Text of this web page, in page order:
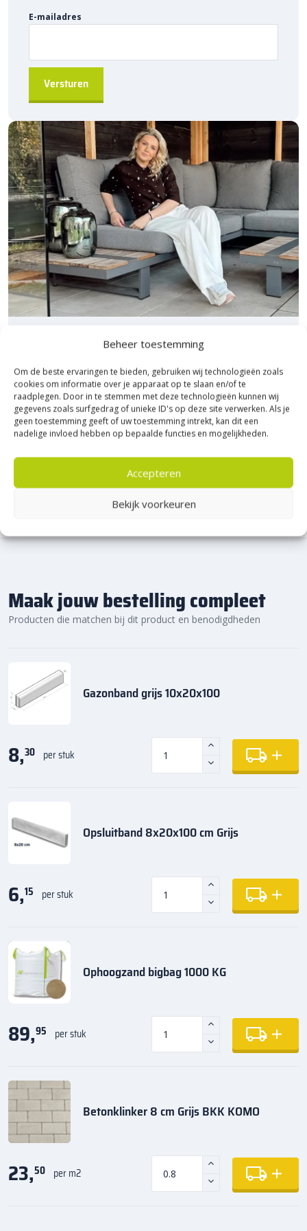
Beheer toestemming
Om de beste ervaringen te bieden, gebruiken wij technologieën zoals
cookies om informatie over je apparaat op te slaan en/of te
raadplegen. Door in te stemmen met deze technologieën kunnen wij
gegevens zoals surfgedrag of unieke ID's op deze site verwerken. Als je
geen toestemming geeft of uw toestemming intrekt, kan dit een
nadelige invloed hebben op bepaalde functies en mogelijkheden.
Accepteren
Bekijk voorkeuren
Duurzaam en robuust, ideaal voor projectbestratingen
Direct leverbaar
grotere projecten
A-kwaliteit producten, geleverd door Kijlstra B.V.
Bestel de
Kijlstra gazonband 10×20 hoekstuk 135 uitwendig
viasierbestratingsmarkt.comen zorg voor een stevige en
duurzame afscheiding in uw bestratingsprojecten.
E-mailadres
Bezoek Experience Centre XXL
Heerde!
Bijna het gehele Kijlstra assortiment vind je in het
prachtige Heerde.
★ 2.500m² Experience Centre XXL in Heerde!
Maak jouw bestelling compleet
Producten die matchen bij dit product en benodigdheden
Gazonband grijs 10x20x100
8,30 per stuk
Opsluitband 8x20x100 cm Grijs
6,15 per stuk
Ophoogzand bigbag 1000 KG
89,95 per stuk
Betonklinker 8 cm Grijs BKK KOMO
23,50 per m2